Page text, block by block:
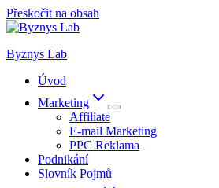
Přeskočit na obsah
Byznys Lab
Úvod
Marketing
Affiliate
E-mail Marketing
PPC Reklama
Podnikání
Slovník Pojmů